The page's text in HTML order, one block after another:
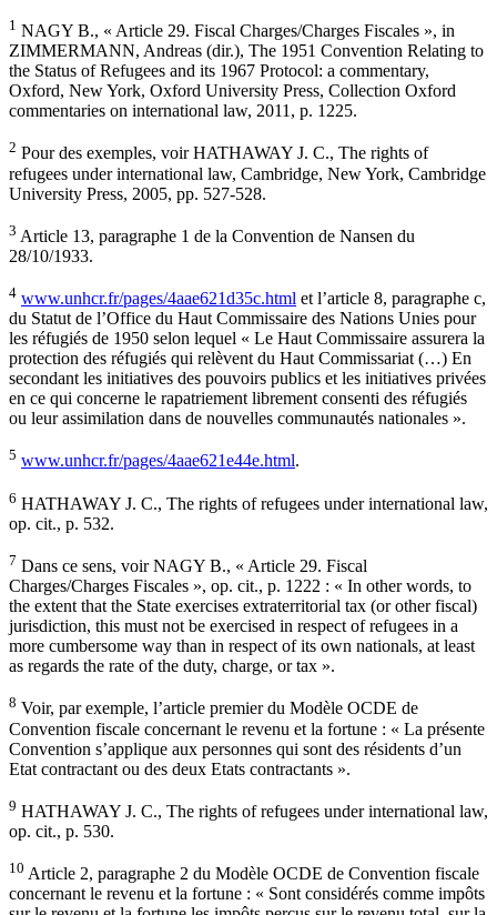
1 NAGY B., « Article 29. Fiscal Charges/Charges Fiscales », in
ZIMMERMANN, Andreas (dir.), The 1951 Convention Relating to
the Status of Refugees and its 1967 Protocol: a commentary,
Oxford, New York, Oxford University Press, Collection Oxford
commentaries on international law, 2011, p. 1225.
2 Pour des exemples, voir HATHAWAY J. C., The rights of
refugees under international law, Cambridge, New York, Cambridge
University Press, 2005, pp. 527-528.
3 Article 13, paragraphe 1 de la Convention de Nansen du
28/10/1933.
4 www.unhcr.fr/pages/4aae621d35c.html et l’article 8, paragraphe c,
du Statut de l’Office du Haut Commissaire des Nations Unies pour
les réfugiés de 1950 selon lequel « Le Haut Commissaire assurera la
protection des réfugiés qui relèvent du Haut Commissariat (…) En
secondant les initiatives des pouvoirs publics et les initiatives privées
en ce qui concerne le rapatriement librement consenti des réfugiés
ou leur assimilation dans de nouvelles communautés nationales ».
5 www.unhcr.fr/pages/4aae621e44e.html.
6 HATHAWAY J. C., The rights of refugees under international law,
op. cit., p. 532.
7 Dans ce sens, voir NAGY B., « Article 29. Fiscal
Charges/Charges Fiscales », op. cit., p. 1222 : « In other words, to
the extent that the State exercises extraterritorial tax (or other fiscal)
jurisdiction, this must not be exercised in respect of refugees in a
more cumbersome way than in respect of its own nationals, at least
as regards the rate of the duty, charge, or tax ».
8 Voir, par exemple, l’article premier du Modèle OCDE de
Convention fiscale concernant le revenu et la fortune : « La présente
Convention s’applique aux personnes qui sont des résidents d’un
Etat contractant ou des deux Etats contractants ».
9 HATHAWAY J. C., The rights of refugees under international law,
op. cit., p. 530.
10 Article 2, paragraphe 2 du Modèle OCDE de Convention fiscale
concernant le revenu et la fortune : « Sont considérés comme impôts